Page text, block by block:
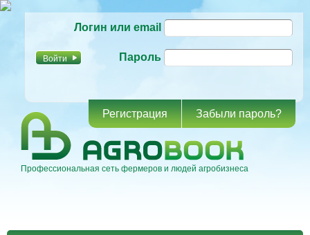
основному
Логин или email
Пароль
Регистрация Забыли пароль?
Профессиональная сеть фермеров и людей агробизнеса